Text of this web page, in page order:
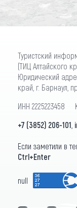
Туристский
(ТИЦ Алтайского
Юридический
край, г. Барнаул,
ИНН 2225223458
+7 (3852) 206-101
Если заметили в
Ctrl+Enter
null